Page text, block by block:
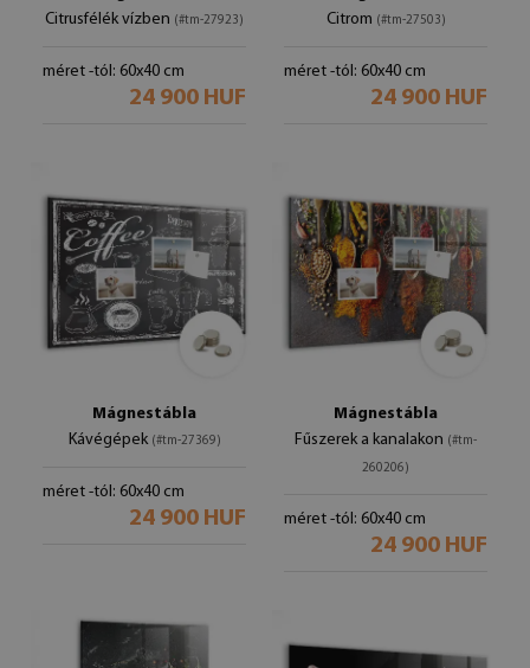
Citrusfélék vízben (#tm-27923)
méret -tól: 60x40 cm
24 900 HUF
Citrom (#tm-27503)
méret -tól: 60x40 cm
24 900 HUF
Mágnestábla
Kávégépek (#tm-27369)
méret -tól: 60x40 cm
24 900 HUF
Mágnestábla
Fűszerek a kanalakon (#tm-
260206)
méret -tól: 60x40 cm
24 900 HUF